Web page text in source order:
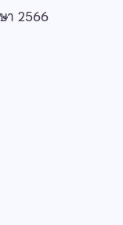
า 2566